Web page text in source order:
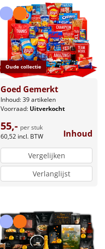
Oude collectie
Goed Gemerkt
Inhoud: 39 artikelen
Voorraad: Uitverkocht
55,- per stuk
60,52 incl. BTW Inhoud
Vergelijken
Verlanglijst